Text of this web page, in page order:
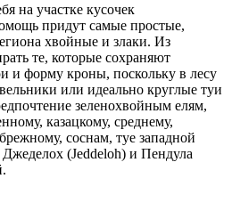
на участке кусочек
придут самые простые,
хвойные и злаки. Из
те, которые сохраняют
и форму кроны, поскольку в лесу
или идеально круглые туи
зеленохвойным елям,
казацкому, среднему,
соснам, туе западной
(Jeddeloh) и Пендула